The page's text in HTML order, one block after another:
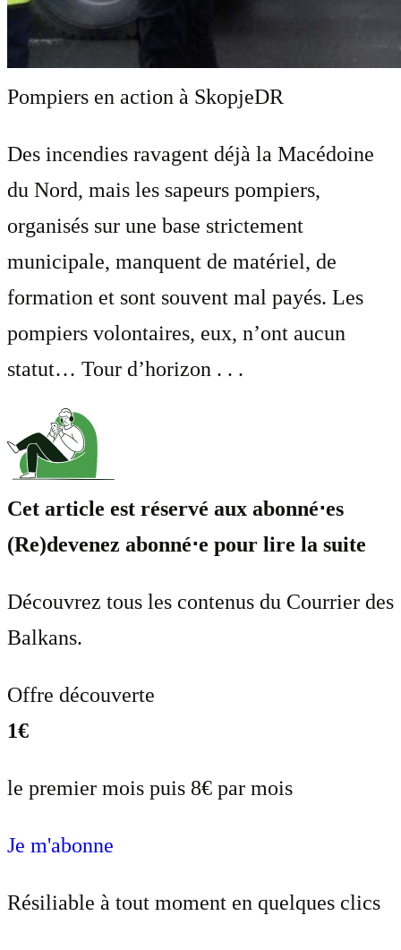
Pompiers en action à SkopjeDR
Des incendies ravagent déjà la Macédoine
du Nord, mais les sapeurs pompiers,
organisés sur une base strictement
municipale, manquent de matériel, de
formation et sont souvent mal payés. Les
pompiers volontaires, eux, n’ont aucun
statut… Tour d’horizon . . .
Cet article est réservé aux abonné⋅es
(Re)devenez abonné⋅e pour lire la suite
Découvrez tous les contenus du Courrier des
Balkans.
Offre découverte
1€
le premier mois puis 8€ par mois
Je m'abonne
Résiliable à tout moment en quelques clics